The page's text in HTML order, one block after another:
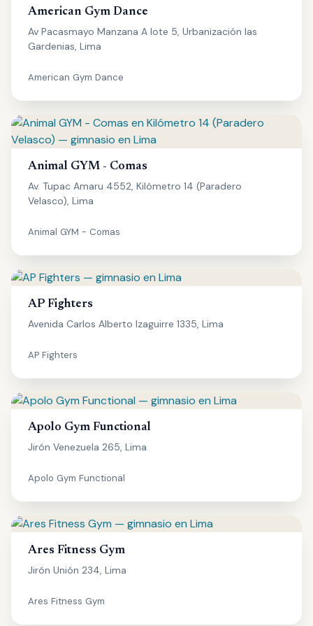
American Gym Dance
Av Pacasmayo Manzana A lote 5, Urbanización las
Gardenias, Lima
American Gym Dance
Animal GYM - Comas
Av. Tupac Amaru 4552, Kilómetro 14 (Paradero
Velasco), Lima
Animal GYM - Comas
AP Fighters
Avenida Carlos Alberto Izaguirre 1335, Lima
AP Fighters
Apolo Gym Functional
Jirón Venezuela 265, Lima
Apolo Gym Functional
Ares Fitness Gym
Jirón Unión 234, Lima
Ares Fitness Gym